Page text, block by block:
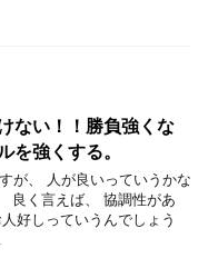
ない！！勝負強くな
を強くする。
が、 人が良いっていうかな
良く言えば、 協調性があ
好しっていうんでしょう